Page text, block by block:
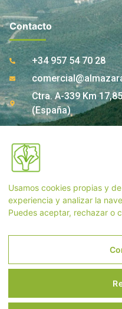
Contacto
+34 957 54 70 28
Ctra. A-339 Km
(España)
Contacto Tienda
+34 957 55 33 54
Usamos cookies propias y
experiencia y analizar la
Puedes aceptar, rechazar o
Política de